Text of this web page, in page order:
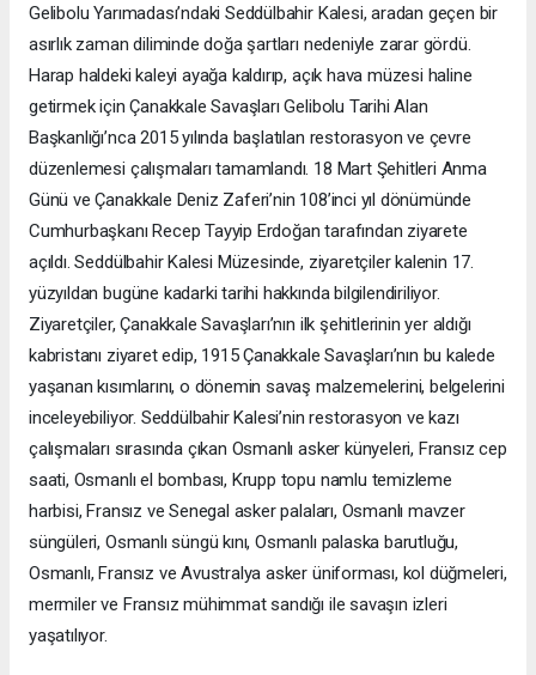
Gelibolu Yarımadası’ndaki Seddülbahir Kalesi, aradan geçen bir
asırlık zaman diliminde doğa şartları nedeniyle zarar gördü.
Harap haldeki kaleyi ayağa kaldırıp, açık hava müzesi haline
getirmek için Çanakkale Savaşları Gelibolu Tarihi Alan
Başkanlığı’nca 2015 yılında başlatılan restorasyon ve çevre
düzenlemesi çalışmaları tamamlandı. 18 Mart Şehitleri Anma
Günü ve Çanakkale Deniz Zaferi’nin 108’inci yıl dönümünde
Cumhurbaşkanı Recep Tayyip Erdoğan tarafından ziyarete
açıldı. Seddülbahir Kalesi Müzesinde, ziyaretçiler kalenin 17.
yüzyıldan bugüne kadarki tarihi hakkında bilgilendiriliyor.
Ziyaretçiler, Çanakkale Savaşları’nın ilk şehitlerinin yer aldığı
kabristanı ziyaret edip, 1915 Çanakkale Savaşları’nın bu kalede
yaşanan kısımlarını, o dönemin savaş malzemelerini, belgelerini
inceleyebiliyor. Seddülbahir Kalesi’nin restorasyon ve kazı
çalışmaları sırasında çıkan Osmanlı asker künyeleri, Fransız cep
saati, Osmanlı el bombası, Krupp topu namlu temizleme
harbisi, Fransız ve Senegal asker palaları, Osmanlı mavzer
süngüleri, Osmanlı süngü kını, Osmanlı palaska barutluğu,
Osmanlı, Fransız ve Avustralya asker üniforması, kol düğmeleri,
mermiler ve Fransız mühimmat sandığı ile savaşın izleri
yaşatılıyor.